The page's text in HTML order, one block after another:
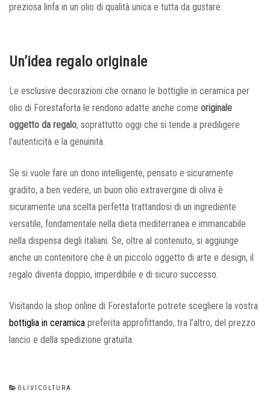
preziosa linfa in un olio di qualità unica e tutta da gustare.
Un’idea regalo originale
Le esclusive decorazioni che ornano le bottiglie in ceramica per
olio di Forestaforta le rendono adatte anche come originale
oggetto da regalo, soprattutto oggi che si tende a prediligere
l’autenticità e la genuinità.
Se si vuole fare un dono intelligente, pensato e sicuramente
gradito, a ben vedere, un buon olio extravergine di oliva è
sicuramente una scelta perfetta trattandosi di un ingrediente
versatile, fondamentale nella dieta mediterranea e immancabile
nella dispensa degli italiani. Se, oltre al contenuto, si aggiunge
anche un contenitore che è un piccolo oggetto di arte e design, il
regalo diventa doppio, imperdibile e di sicuro successo.
Visitando la shop online di Forestaforte potrete scegliere la vostra
bottiglia in ceramica preferita approfittando, tra l’altro, del prezzo
lancio e della spedizione gratuita.
CATEGORIES
OLIVICOLTURA